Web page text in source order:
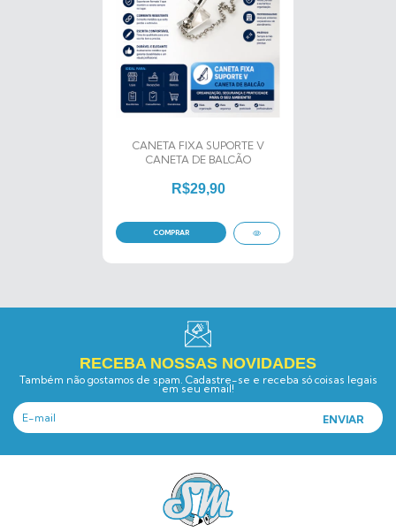
CANETA FIXA SUPORTE V
CANETA DE BALCÃO
R$29,90
RECEBA NOSSAS NOVIDADES
Também não gostamos de spam. Cadastre-se e receba só coisas legais
em seu email!